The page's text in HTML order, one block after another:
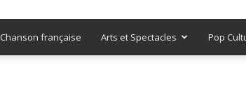
Chanson française Arts et Spectacles Pop